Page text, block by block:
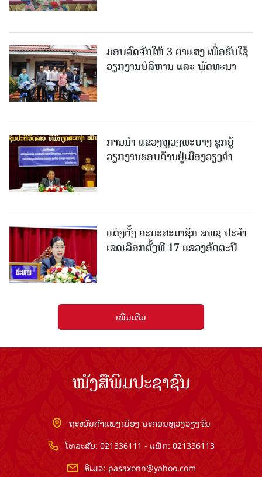
ມອບລົດຈັກໃຫ້ 3 ຕາແສງ ເພື່ອຮັບໃຊ້
ວຽກງານບໍລິຫານ ແລະ ພັດທະນາ
ການນຳ ແຂວງຫຼວງພະບາງ ຊຸກຍູ້
ວຽກງານຮອບດ້ານຢູ່ເມືອງວຽງຄໍາ
ແຕ່ງຕັ້ງ ຄະນະສະມາຊິກ ສພຊ ປະຈຳ
ເຂດເລືອກຕັ້ງທີ 17 ແຂວງອັດຕະປື
ເພີ່ມເຕີມ
ໜັງສືພິມປະຊາຊົນ
ຖະໜົນກຳແພງເມືອງ ນະຄອນຫຼວງວຽງຈັນ
ໂທລະສັບ: 021336111 - ແຟັກ: 021336113
ອີເມວ: pasaxonn@yahoo.com